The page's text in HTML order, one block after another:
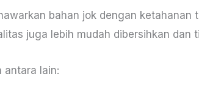
bahan jok dengan ketahanan
juga lebih mudah dibersihkan dan
antara lain: